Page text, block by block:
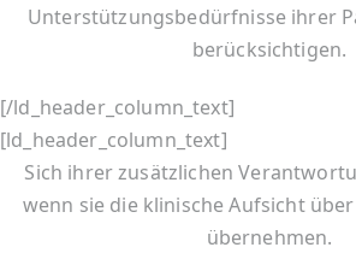
Unterstützungsbedürfnisse ihrer
berücksichtigen.
[/ld_header_column_text]
[ld_header_column_text]
Sich ihrer zusätzlichen
wenn sie die klinische Aufsicht
übernehmen.